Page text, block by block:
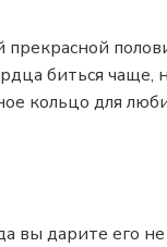
прекрасной
биться
кольцо для
вы дарите его